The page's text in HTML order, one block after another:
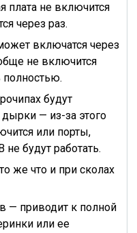
плата не включится
через раз.
включатся через
не включится
будут
— из-за этого
или порты,
будут работать.
же что и при сколах
— приводит к полной
или ее